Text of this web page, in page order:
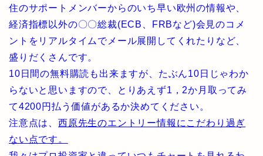
住のサポートメンバーからのいち早い欧州の情報や、
経済指標以外の〇〇総裁(ECB、FRBなど)会見のコメ
ントをリアルタイムでメール展開してくれたりなど、
盛りだくさんです。
10日間の無料購読も出来ますが、たぶん10日じゃわか
らないと思いますので、とりあえず1，2か月取ってみ
て4200円払う価値があるか決めてください。
注意点は、 西原先生のエントリー情報にこだわり過ぎ
ない点です。